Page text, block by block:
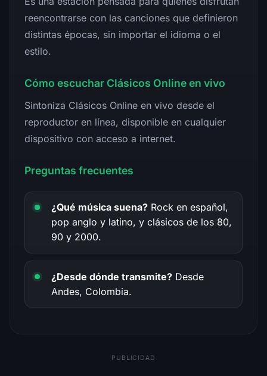
reencontrarse con las canciones que definieron
distintas épocas, sin importar el idioma o el
estilo.
Cómo escuchar Clásicos Online en vivo
Sintoniza Clásicos Online en vivo desde el
reproductor en línea, disponible en cualquier
dispositivo con acceso a internet.
Preguntas frecuentes
¿Qué música suena? Rock en español,
pop anglo y latino, y clásicos de los 80,
90 y 2000.
¿Desde dónde transmite? Desde
Andes, Colombia.
PUBLICIDAD